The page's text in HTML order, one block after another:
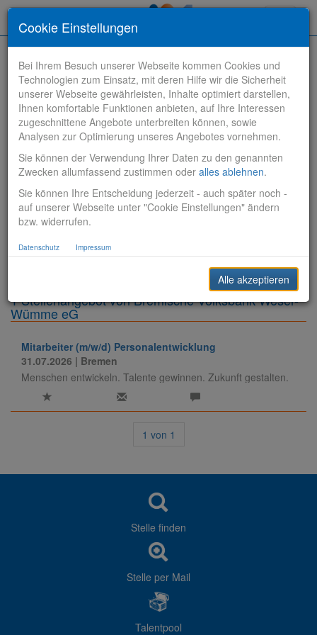
Stelle finden
Vertriebsbank
Produktionsbank
Sonstiges
1 Stellenangebot von Bremische Volksbank Weser-
Wümme eG
Mitarbeiter (m/w/d) Personalentwicklung
31.07.2026 | Bremen
Menschen entwickeln. Talente gewinnen. Zukunft gestalten.
1 von 1
Stelle finden
Stelle per Mail
Talentpool
Cookie Einstellungen
Bei Ihrem Besuch unserer Webseite kommen Cookies und
Technologien zum Einsatz, mit deren Hilfe wir die Sicherheit
unserer Webseite gewährleisten, Inhalte optimiert darstellen,
Ihnen komfortable Funktionen anbieten, auf Ihre Interessen
zugeschnittene Angebote unterbreiten können, sowie
Analysen zur Optimierung unseres Angebotes vornehmen.
Sie können der Verwendung Ihrer Daten zu den genannten
Zwecken allumfassend zustimmen oder alles ablehnen.
Sie können Ihre Entscheidung jederzeit - auch später noch -
auf unserer Webseite unter "Cookie Einstellungen" ändern
bzw. widerrufen.
Datenschutz Impressum
Alle akzeptieren